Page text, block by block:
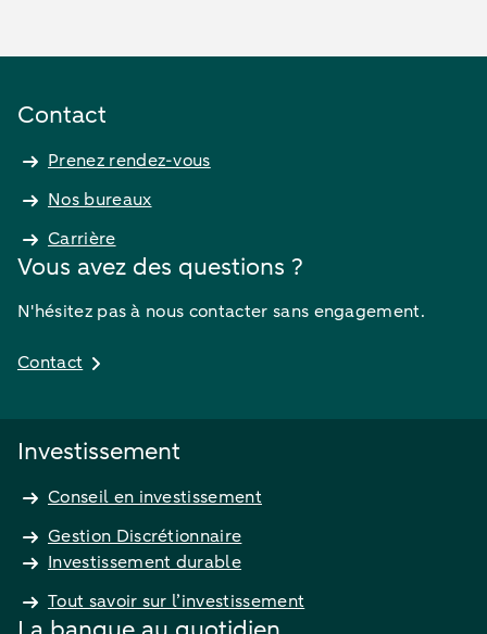
Contact
Prenez rendez-vous
Nos bureaux
Carrière
Vous avez des questions ?
N'hésitez pas à nous contacter sans engagement.
Contact
Investissement
Conseil en investissement
Gestion Discrétionnaire
Investissement durable
Tout savoir sur l’investissement